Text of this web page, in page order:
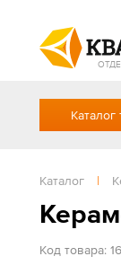
Каталог
Каталог |
Код товара: